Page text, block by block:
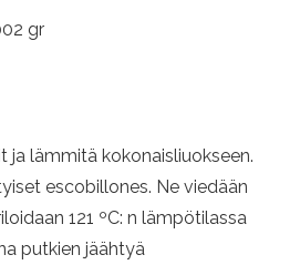
gr
ja lämmitä kokonaisliuokseen.
escobillones. Ne viedään
121 ºC: n lämpötilassa
putkien jäähtyä